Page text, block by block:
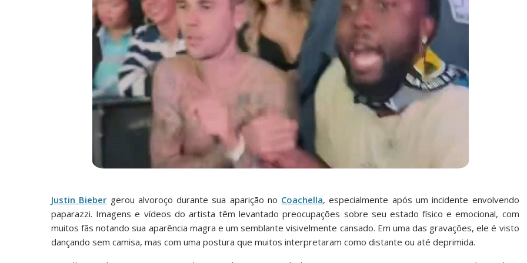
Justin Bieber gerou alvoroço durante sua aparição no Coachella, especialmente após um incidente envolvendo
paparazzi. Imagens e vídeos do artista têm levantado preocupações sobre seu estado físico e emocional, com
muitos fãs notando sua aparência magra e um semblante visivelmente cansado. Em uma das gravações, ele é visto
dançando sem camisa, mas com uma postura que muitos interpretaram como distante ou até deprimida.